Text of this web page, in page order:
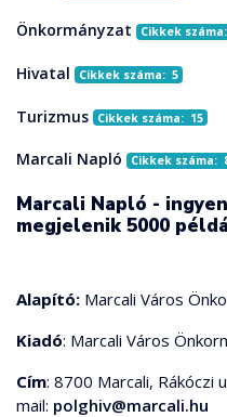
Önkormányzat Cikkek
Hivatal Cikkek száma: 5
Turizmus Cikkek száma: 15
Marcali Napló Cikkek száma:
Marcali Napló -
megjelenik 5000
Alapító: Marcali Város
Kiadó: Marcali Város
Cím: 8700 Marcali, Rákóczi
mail: polghiv@marcali.hu